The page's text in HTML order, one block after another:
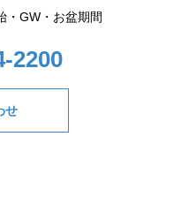
・GW・お盆期間
2200
せ